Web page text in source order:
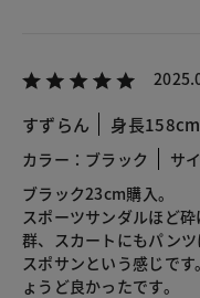
すずらん 身長158cm
カラー：ブラック
サ
ブラック23cm購入。
スポーツサンダルほど
群、スカートにもパン
スポサンという感じで
ょうど良かったです。